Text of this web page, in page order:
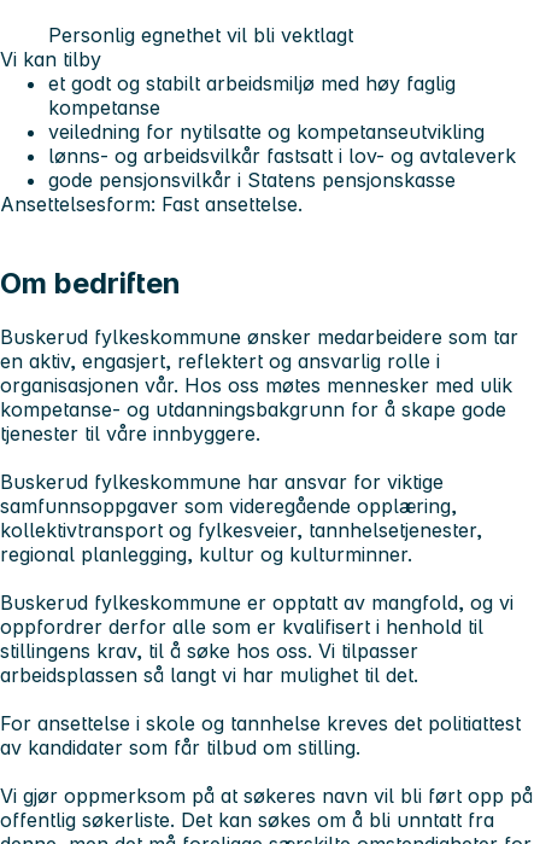
Personlig egnethet vil bli vektlagt
Vi kan tilby
et godt og stabilt arbeidsmiljø med høy faglig
kompetanse
veiledning for nytilsatte og kompetanseutvikling
lønns- og arbeidsvilkår fastsatt i lov- og avtaleverk
gode pensjonsvilkår i Statens pensjonskasse
Ansettelsesform: Fast ansettelse.
Om bedriften
Buskerud fylkeskommune ønsker medarbeidere som tar
en aktiv, engasjert, reflektert og ansvarlig rolle i
organisasjonen vår. Hos oss møtes mennesker med ulik
kompetanse- og utdanningsbakgrunn for å skape gode
tjenester til våre innbyggere.
Buskerud fylkeskommune har ansvar for viktige
samfunnsoppgaver som videregående opplæring,
kollektivtransport og fylkesveier, tannhelsetjenester,
regional planlegging, kultur og kulturminner.
Buskerud fylkeskommune er opptatt av mangfold, og vi
oppfordrer derfor alle som er kvalifisert i henhold til
stillingens krav, til å søke hos oss. Vi tilpasser
arbeidsplassen så langt vi har mulighet til det.
For ansettelse i skole og tannhelse kreves det politiattest
av kandidater som får tilbud om stilling.
Vi gjør oppmerksom på at søkeres navn vil bli ført opp på
offentlig søkerliste. Det kan søkes om å bli unntatt fra